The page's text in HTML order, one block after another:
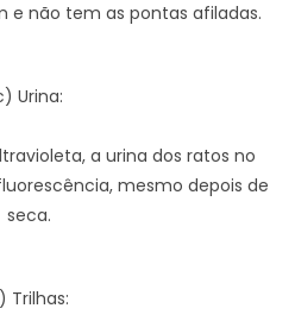
e não tem as pontas afiladas.
Urina:
a urina dos ratos no
mesmo depois de
seca.
Trilhas: